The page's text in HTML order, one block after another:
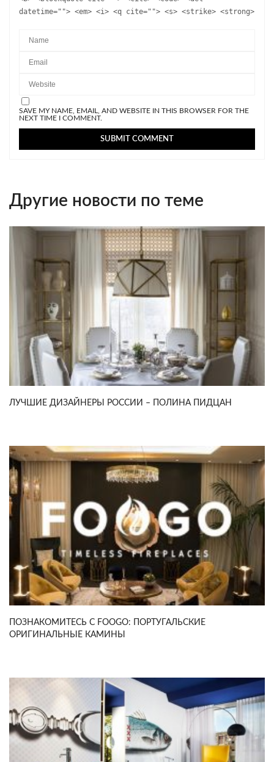
datetime=""> <em> <i> <q cite=""> <s> <strike> <strong>
SAVE MY NAME, EMAIL, AND WEBSITE IN THIS BROWSER FOR THE
NEXT TIME I COMMENT.
Другие новости по теме
ЛУЧШИЕ ДИЗАЙНЕРЫ РОССИИ – ПОЛИНА ПИДЦАН
ПОЗНАКОМИТЕСЬ С FOOGO: ПОРТУГАЛЬСКИЕ
ОРИГИНАЛЬНЫЕ КАМИНЫ